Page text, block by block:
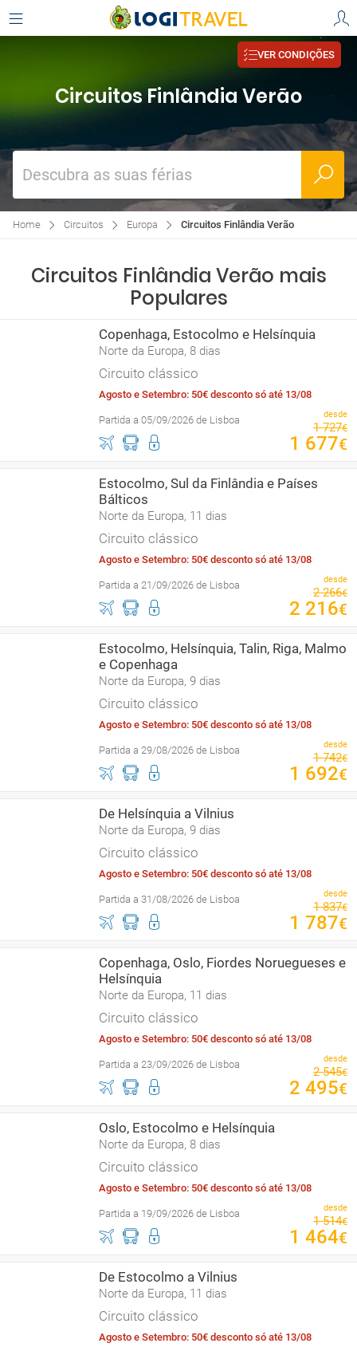
VER CONDIÇÕES
Circuitos Finlândia Verão
Descubra as suas férias
Home Circuitos Europa Circuitos Finlândia Verão
Circuitos Finlândia Verão mais
Populares
Copenhaga, Estocolmo e Helsínquia
Norte da Europa, 8 dias
Circuito clássico
Agosto e Setembro: 50€ desconto só até 13/08
Partida a 05/09/2026 de Lisboa desde
1 727€
1 677€
Estocolmo, Sul da Finlândia e Países
Bálticos
Norte da Europa, 11 dias
Circuito clássico
Agosto e Setembro: 50€ desconto só até 13/08
Partida a 21/09/2026 de Lisboa desde
2 266€
2 216€
Estocolmo, Helsínquia, Talin, Riga, Malmo
e Copenhaga
Norte da Europa, 9 dias
Circuito clássico
Agosto e Setembro: 50€ desconto só até 13/08
Partida a 29/08/2026 de Lisboa desde
1 742€
1 692€
De Helsínquia a Vilnius
Norte da Europa, 9 dias
Circuito clássico
Agosto e Setembro: 50€ desconto só até 13/08
Partida a 31/08/2026 de Lisboa desde
1 837€
1 787€
Copenhaga, Oslo, Fiordes Noruegueses e
Helsínquia
Norte da Europa, 11 dias
Circuito clássico
Agosto e Setembro: 50€ desconto só até 13/08
Partida a 23/09/2026 de Lisboa desde
2 545€
2 495€
Oslo, Estocolmo e Helsínquia
Norte da Europa, 8 dias
Circuito clássico
Agosto e Setembro: 50€ desconto só até 13/08
Partida a 19/09/2026 de Lisboa desde
1 514€
1 464€
De Estocolmo a Vilnius
Norte da Europa, 11 dias
Circuito clássico
Agosto e Setembro: 50€ desconto só até 13/08